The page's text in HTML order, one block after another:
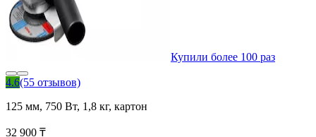
Купили более 100 раз
4.6(55 отзывов)
125 мм, 750 Вт, 1,8 кг, картон
32 900 ₸